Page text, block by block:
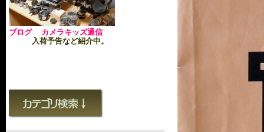
ブログ カメラキッズ通信
入荷予告など紹介中。